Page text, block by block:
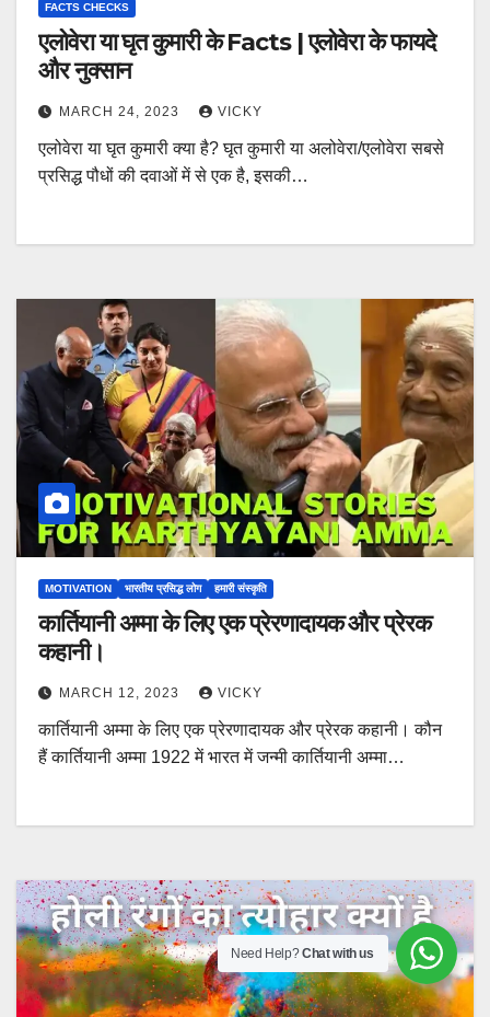
FACTS CHECKS
एलोवेरा या घृत कुमारी के Facts | एलोवेरा के फायदे
और नुक्सान
MARCH 24, 2023 VICKY
एलोवेरा या घृत कुमारी क्या है? घृत कुमारी या अलोवेरा/एलोवेरा सबसे
प्रसिद्ध पौधों की दवाओं में से एक है, इसकी…
MOTIVATION भारतीय प्रसिद्ध लोग हमारी संस्कृति
कार्तियानी अम्मा के लिए एक प्रेरणादायक और प्रेरक
कहानी।
MARCH 12, 2023 VICKY
कार्तियानी अम्मा के लिए एक प्रेरणादायक और प्रेरक कहानी। कौन
हैं कार्तियानी अम्मा 1922 में भारत में जन्मी कार्तियानी अम्मा…
Need Help?Chat with us